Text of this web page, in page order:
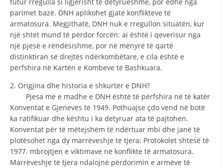
DREJTA NDERKOMBETARE HUMANITARE
PROMOVIMI I VLERAVE HUMANE
PËRDORIMIN DHE MBROJTJEN E STEMËS
SOCIALO-HUMANITARE
SI TË JEPNI DONACIONE
PËRGATITSHMËRI DHE VEPRIM GJATË KATASTROFAVE
EKIPE PËRGJIGJE DISASTER
STACIONIN E UJIT SHPËTIMIT – VODNO
parimet bazë. DNH aplikohet gjatë konflikteve të
armatosura. Megjithatë, DNH nuk e rregullon situatën, kur
një shtet mund të përdor forcën: ai është i qeverisur nga
një pjesë e rëndësishme, por në mënyrë të qartë
distinktiran së drejtës ndërkombëtare, e cila është e
përfshira në Kartën e Kombeve të Bashkuara.
2. Origjina dhe historia e shkurtër e DNH?
Pjesa më e madhe e DNH është të përfshira në të katër
Konventat e Gjenevës të 1949. Pothuajse çdo vend në botë
ka ratifikuar dhe kështu i ka detyruar ata të pajtohen.
Konventat për të mëtejshëm të ndërtuar mbi dhe janë të
plotësohet nga dy marrëveshje të tjera: Protokolet shtesë të
1977. mbrojtjen e viktimave në konflikte të armatosura.
Marrëveshje të tjera ndalojnë përdorimin e armëve të